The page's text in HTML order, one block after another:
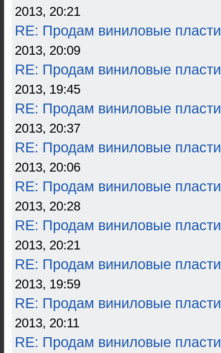
2013, 20:21
RE: Продам виниловые
2013, 20:09
RE: Продам виниловые
2013, 19:45
RE: Продам виниловые
2013, 20:37
RE: Продам виниловые
2013, 20:06
RE: Продам виниловые
2013, 20:28
RE: Продам виниловые
2013, 20:21
RE: Продам виниловые
2013, 19:59
RE: Продам виниловые
2013, 20:11
RE: Продам виниловые